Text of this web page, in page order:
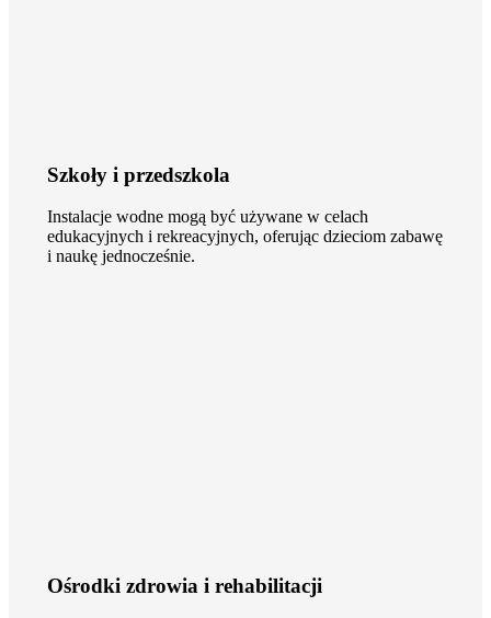
Szkoły i przedszkola
Instalacje wodne mogą być używane w celach
edukacyjnych i rekreacyjnych, oferując dzieciom zabawę
i naukę jednocześnie.
Ośrodki zdrowia i rehabilitacji